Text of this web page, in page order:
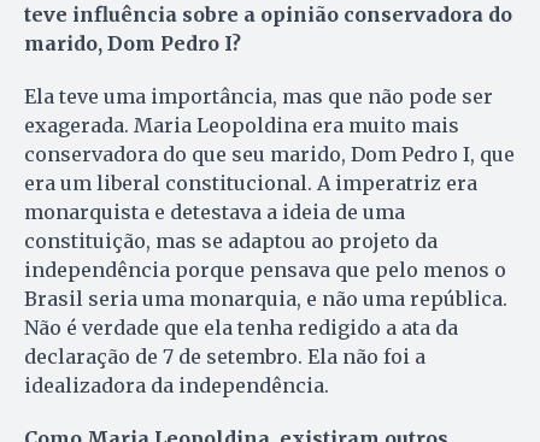
teve influência sobre a opinião conservadora do
marido, Dom Pedro I?
Ela teve uma importância, mas que não pode ser
exagerada. Maria Leopoldina era muito mais
conservadora do que seu marido, Dom Pedro I, que
era um liberal constitucional. A imperatriz era
monarquista e detestava a ideia de uma
constituição, mas se adaptou ao projeto da
independência porque pensava que pelo menos o
Brasil seria uma monarquia, e não uma república.
Não é verdade que ela tenha redigido a ata da
declaração de 7 de setembro. Ela não foi a
idealizadora da independência.